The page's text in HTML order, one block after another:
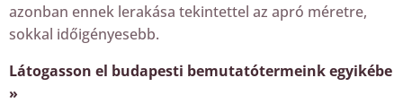
azonban ennek lerakása tekintettel az apró méretre,
sokkal időigényesebb.
Látogasson el budapesti bemutatótermeink egyikébe
»